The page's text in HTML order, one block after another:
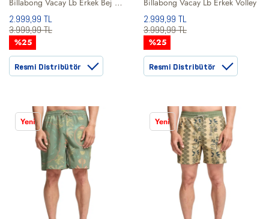
Billabong Vacay Lb Erkek Bej Volley Short
2.999,99 TL
3.999,99 TL
%25
Resmi Distribütör
Billabong Vacay Lb Erkek Volley
2.999,99 TL
3.999,99 TL
%25
Resmi Distribütör
Yeni Yeni